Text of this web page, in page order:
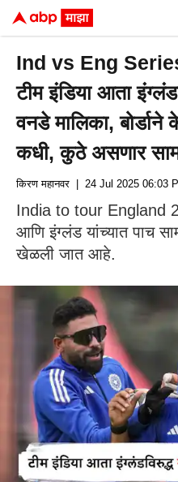
Ind vs Eng
टीम इंडिया आता
वनडे मालिका,
कधी, कुठे असणार
किरण महानवर | 24 Jul 2025 06:03
India to tour England
आणि इंग्लंड यांच्यात पाच
खेळली जात आहे.